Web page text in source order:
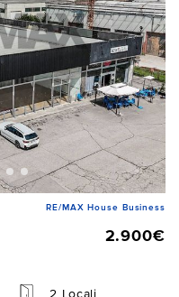
RE/MAX House Business
2.900€